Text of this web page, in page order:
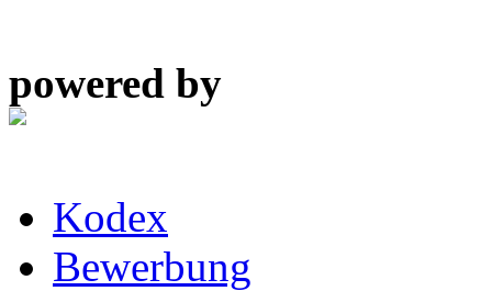
powered by
Kodex
Bewerbung